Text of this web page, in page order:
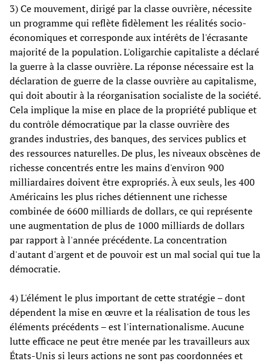
3) Ce mouvement, dirigé par la classe ouvrière, nécessite
un programme qui reflète fidèlement les réalités socio-
économiques et corresponde aux intérêts de l'écrasante
majorité de la population. L'oligarchie capitaliste a déclaré
la guerre à la classe ouvrière. La réponse nécessaire est la
déclaration de guerre de la classe ouvrière au capitalisme,
qui doit aboutir à la réorganisation socialiste de la société.
Cela implique la mise en place de la propriété publique et
du contrôle démocratique par la classe ouvrière des
grandes industries, des banques, des services publics et
des ressources naturelles. De plus, les niveaux obscènes de
richesse concentrés entre les mains d'environ 900
milliardaires doivent être expropriés. À eux seuls, les 400
Américains les plus riches détiennent une richesse
combinée de 6600 milliards de dollars, ce qui représente
une augmentation de plus de 1000 milliards de dollars
par rapport à l'année précédente. La concentration
d'autant d'argent et de pouvoir est un mal social qui tue la
démocratie.
4) L'élément le plus important de cette stratégie – dont
dépendent la mise en œuvre et la réalisation de tous les
éléments précédents – est l'internationalisme. Aucune
lutte efficace ne peut être menée par les travailleurs aux
États-Unis si leurs actions ne sont pas coordonnées et